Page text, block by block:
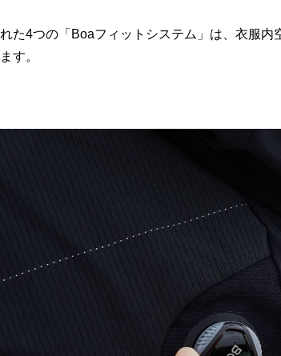
た4つの「Boaフィットシステム」は、衣服
す。